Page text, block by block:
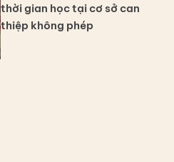
thời gian học tại cơ sở can
thiệp không phép